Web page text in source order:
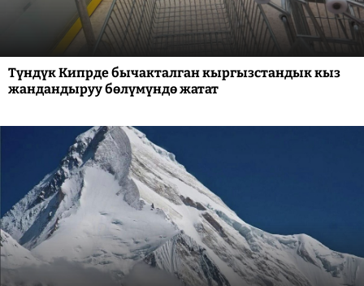
Түндүк Кипрде бычакталган кыргызстандык кыз
жандандыруу бөлүмүндө жатат